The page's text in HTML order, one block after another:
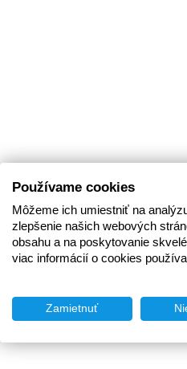
Používame cookies
Môžeme ich umiestniť na
zlepšenie našich webových
obsahu a na poskytovanie
viac informácií o cookies
Zamietnuť